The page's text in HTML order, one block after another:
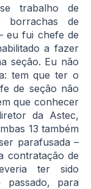
trabalho de
borrachas de
eu fui chefe de
a fazer
seção. Eu não
tem que ter o
de seção não
que conhecer
da Astec,
13 também
parafusada –
contratação de
ter sido
para